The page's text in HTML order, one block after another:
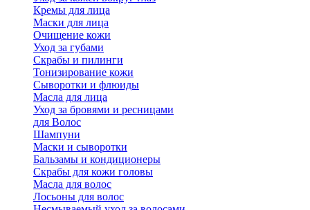
Кремы для лица
Маски для лица
Очищение кожи
Уход за губами
Скрабы и пилинги
Тонизирование кожи
Сыворотки и флюиды
Масла для лица
Уход за бровями и ресницами
для Волос
Шампуни
Маски и сыворотки
Бальзамы и кондиционеры
Скрабы для кожи головы
Масла для волос
Лосьоны для волос